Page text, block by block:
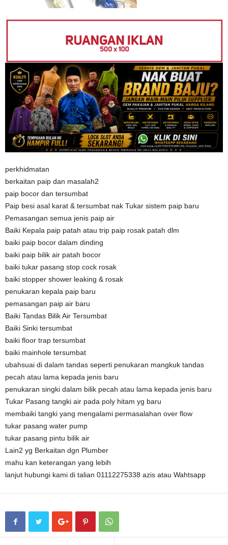
perkhidmatan
berkaitan paip dan masalah2
paip bocor dan tersumbat
Paip besi asal karat & tersumbat nak Tukar sistem paip baru
Pemasangan semua jenis paip air
Baiki Kepala paip patah atau trip paip rosak patah dlm
baiki paip bocor dalam dinding
baiki paip bilik air patah bocor
baiki tukar pasang stop cock rosak
baiki stopper shower leaking & rosak
penukaran kepala paip baru
pemasangan paip air baru
Baiki Tandas Bilik Air Tersumbat
Baiki Sinki tersumbat
baiki floor trap tersumbat
baiki mainhole tersumbat
ubahsuai di dalam tandas seperti penukaran mangkuk tandas
pecah atau lama kepada jenis baru
penukaran singki dalam bilik pecah atau lama kepada jenis baru
Tukar Pasang tangki air pada poly hitam yg baru
membaiki tangki yang mengalami permasalahan over flow
tukar pasang water pump
tukar pasang pintu bilik air
Lain2 yg Berkaitan dgn Plumber
mahu kan keterangan yang lebih
lanjut hubungi kami di talian 01112275338 azis atau Wahtsapp